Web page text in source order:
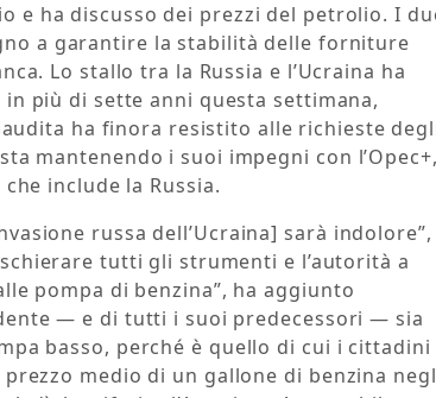
e ha discusso dei prezzi del petrolio. I
a garantire la stabilità delle forniture
Lo stallo tra la Russia e l’Ucraina ha
più di sette anni questa settimana,
ha finora resistito alle richieste
mantenendo i suoi impegni con l’Opec+,
include la Russia.
russa dell’Ucraina] sarà indolore”,
tutti gli strumenti e l’autorità a
pompa di benzina”, ha aggiunto
— e di tutti i suoi predecessori — sia
basso, perché è quello di cui i cittadini
medio di un gallone di benzina